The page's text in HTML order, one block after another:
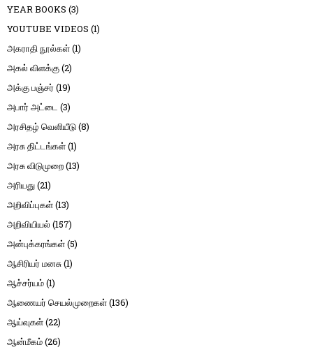
YEAR BOOKS (3)
YOUTUBE VIDEOS (1)
அகராதி நூல்கள்(1)
அகல் விளக்கு(2)
அக்கு பஞ்சர் (19)
அபார் அட்டை (3)
அரசிதழ் வெளியீடு(8)
அரசு திட்டங்கள்(1)
அரசு விடுமுறை(13)
அரியது(21)
அறிவிப்புகள்(13)
அறிவியியல் (157)
அன்புக்கரங்கள்(5)
ஆசிரியர் மனசு(1)
ஆச்சர்யம்(1)
ஆணையர் செயல்முறைகள்(136)
ஆய்வுகள்(22)
ஆன்மீகம்(26)